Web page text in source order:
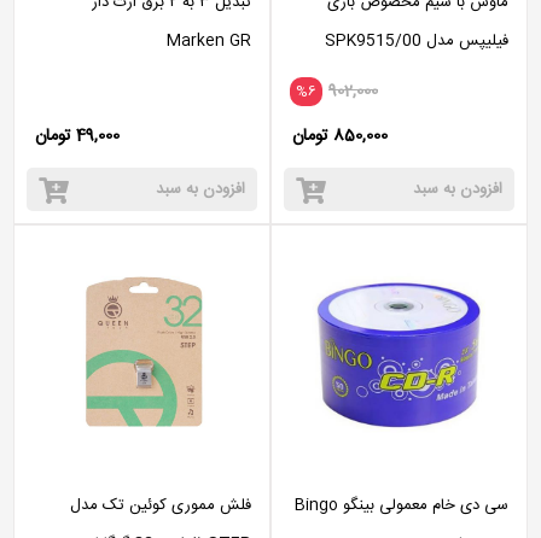
فیلیپس مدل SPK9515/00
%6 902,000
850,000 تومان
افزودن به سبد
Marken GR
49,000 تومان
افزودن به سبد
سی دی خام معمولی بینگو Bingo
فلش مموری کوئین تک مدل